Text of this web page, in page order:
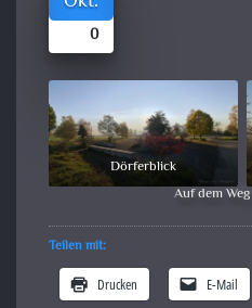
0
Dörferblick
Auf dem
Teilen mit:
Drucken E-Mail